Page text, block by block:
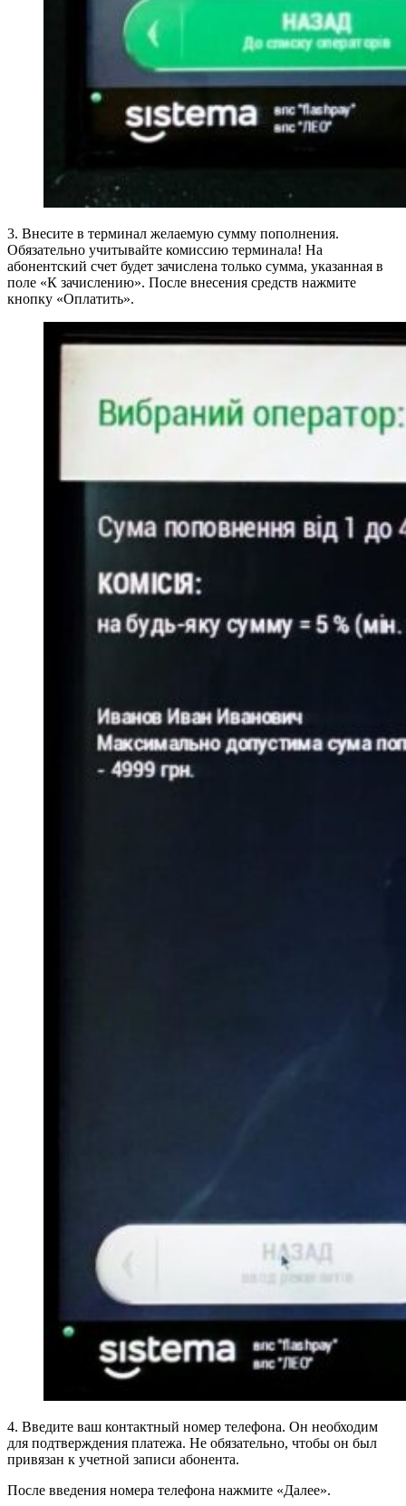
3. Внесите в терминал желаемую сумму пополнения.
Обязательно учитывайте комиссию терминала! На
абонентский счет будет зачислена только сумма, указанная в
поле «К зачислению». После внесения средств нажмите
кнопку «Оплатить».
4. Введите ваш контактный номер телефона. Он необходим
для подтверждения платежа. Не обязательно, чтобы он был
привязан к учетной записи абонента.
После введения номера телефона нажмите «Далее».